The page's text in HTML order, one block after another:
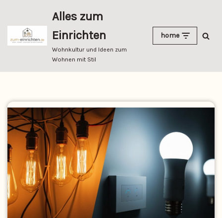
Zum
Inhalt
Alles zum
Einrichten
Wohnkultur und Ideen zum
Wohnen mit Stil
home